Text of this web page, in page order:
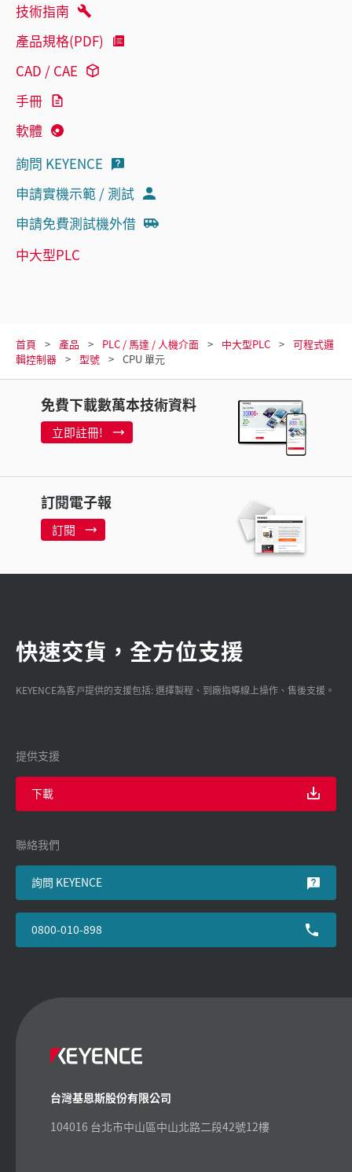
技術指南
產品規格(PDF)
CAD / CAE
手冊
軟體
詢問 KEYENCE
申請實機示範 / 測試
申請免費測試機外借
中大型PLC
首頁 產品 PLC / 馬達 / 人機介面 中大型PLC
可程式邏
輯控制器
型號 CPU 單元
免費下載數萬本技術資料
立即註冊!
訂閱電子報
訂閱
快速交貨，全方位支援
KEYENCE為客戸提供的支援包括: 選擇製程、到廠指導線上操作、售後支援。
提供支援
下載
聯絡我們
詢問 KEYENCE
0800-010-898
台灣基恩斯股份有限公司
104016 台北市中山區中山北路二段42號12樓